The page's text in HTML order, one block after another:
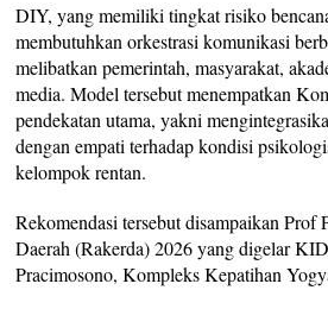
DIY, yang memiliki tingkat risiko
membutuhkan orkestrasi komunikasi
melibatkan pemerintah, masyarakat,
media. Model tersebut menempatkan
pendekatan utama, yakni
dengan empati terhadap kondisi
kelompok rentan.
Rekomendasi tersebut disampaikan Prof
Daerah (Rakerda) 2026 yang digelar
Pracimosono, Kompleks Kepatihan